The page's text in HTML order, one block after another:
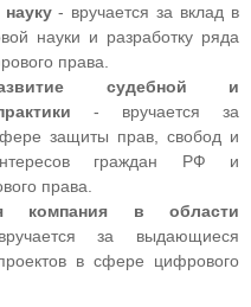
- вручается за вклад в
науки и разработку ряда
права.
судебной и
- вручается за
защиты прав, свобод и
граждан РФ и
права.
компания в области
за выдающиеся
в сфере цифрового